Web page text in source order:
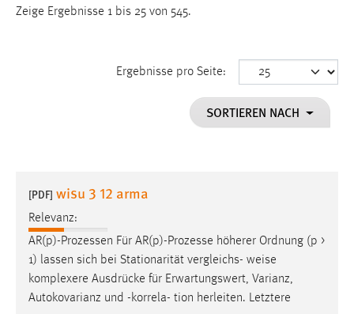
Zeige Ergebnisse 1 bis 25 von 545.
Ergebnisse pro Seite:
SORTIEREN NACH
[PDF] wisu 3 12 arma
Relevanz:
AR(p)-Prozessen Für AR(p)-Prozesse höherer Ordnung (p >
1) lassen sich bei Stationarität vergleichs- weise
komplexere Ausdrücke für Erwartungswert, Varianz,
Autokovarianz und -korrela- tion herleiten. Letztere
Einverständnis
cookie_consent
Dieser Cookie speichert die ausgewählten Einverständnis-
Performance
Name:
Zweck: